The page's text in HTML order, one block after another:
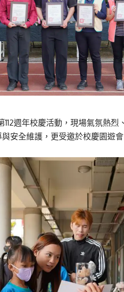
112週年校慶活動，現場氣氛熱
安全維護，更受邀於校慶園遊